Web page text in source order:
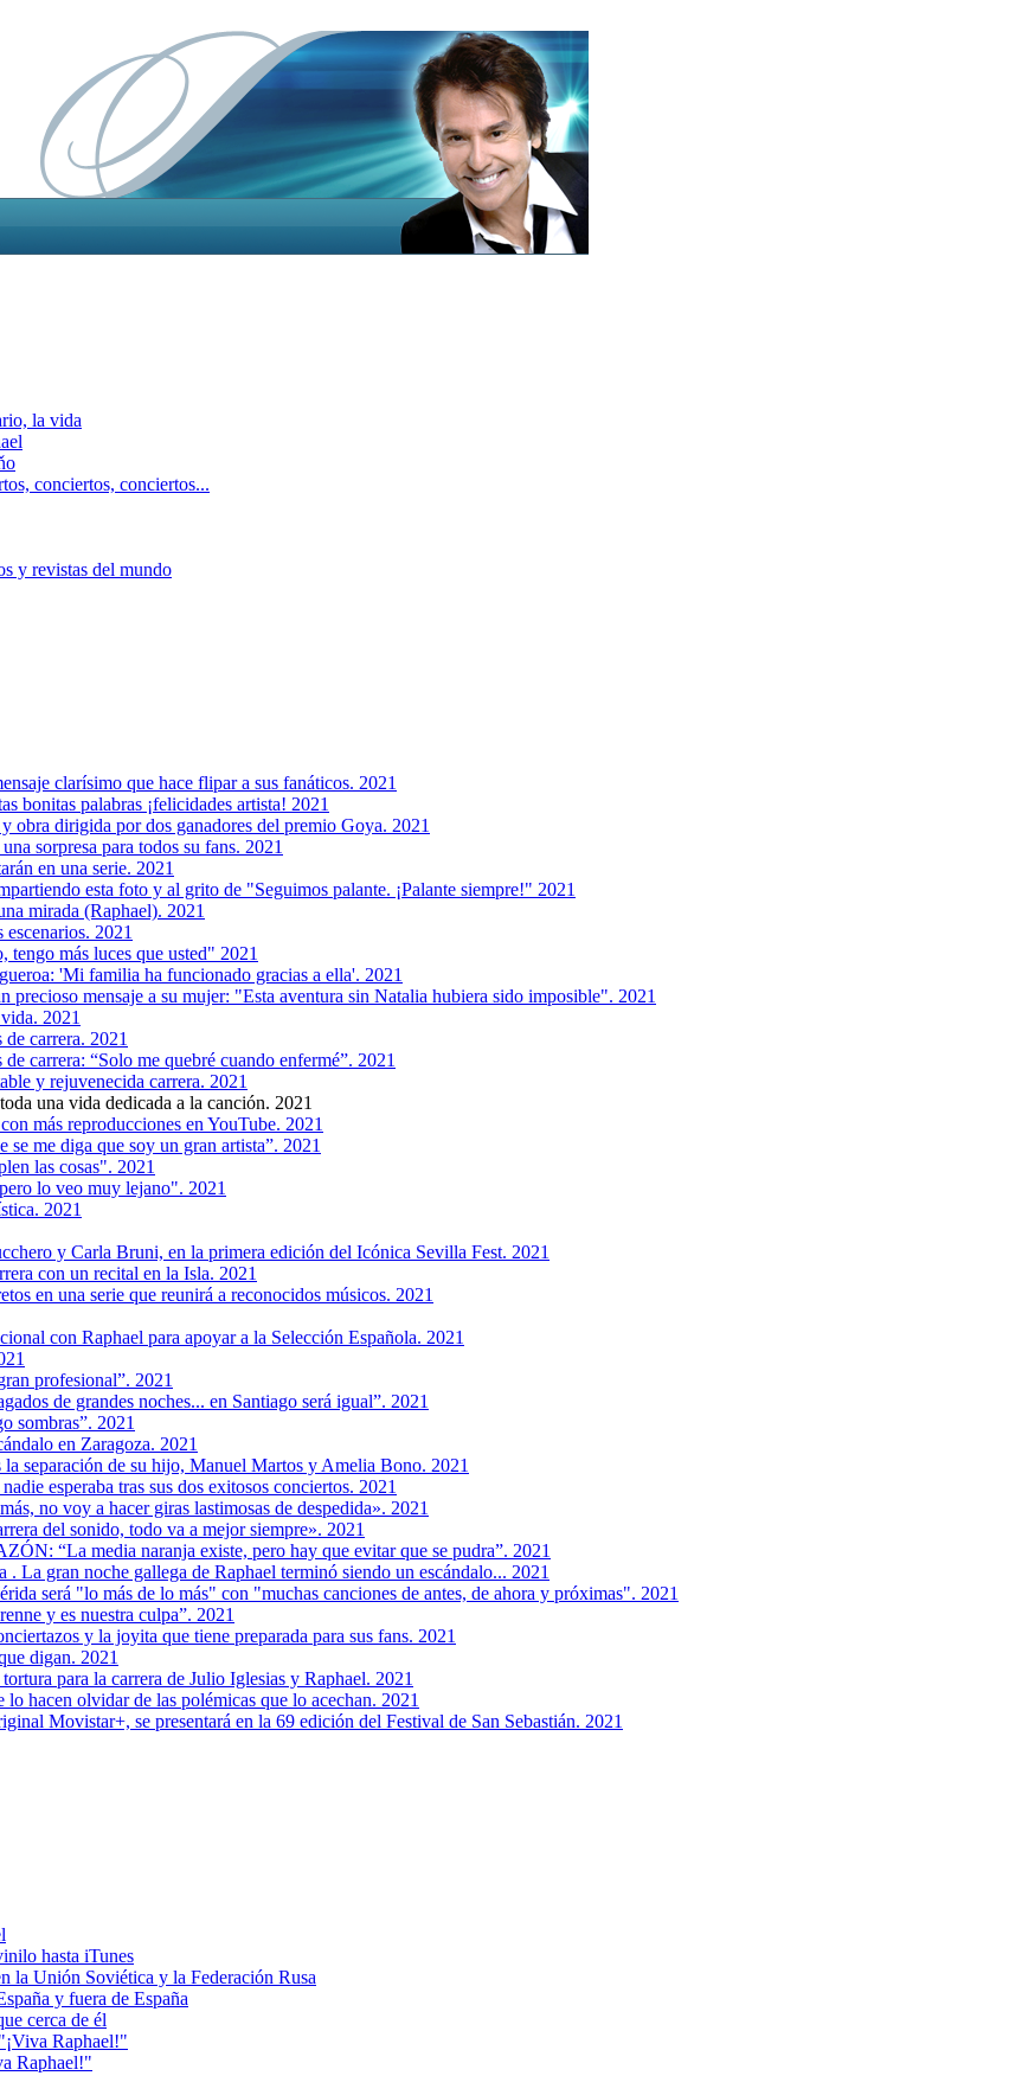
la vida
сonciertos, сonciertos...
y revistas del mundo
clarísimo que hace flipar a sus fanáticos. 2021
bonitas palabras ¡felicidades artista! 2021
obra dirigida por dos ganadores del premio Goya. 2021
sorpresa para todos su fans. 2021
en una serie. 2021
esta foto y al grito de "Seguimos palante. ¡Palante siempre!" 2021
mirada (Raphael). 2021
2021
tengo más luces que usted" 2021
'Mi familia ha funcionado gracias a ella'. 2021
precioso mensaje a su mujer: "Esta aventura sin Natalia hubiera sido imposible". 2021
2021
de carrera. 2021
carrera: “Solo me quebré cuando enfermé”. 2021
y rejuvenecida carrera. 2021
una vida dedicada a la canción. 2021
más reproducciones en YouTube. 2021
se me diga que soy un gran artista”. 2021
las cosas". 2021
lo veo muy lejano". 2021
2021
y Carla Bruni, en la primera edición del Icónica Sevilla Fest. 2021
con un recital en la Isla. 2021
en una serie que reunirá a reconocidos músicos. 2021
con Raphael para apoyar a la Selección Española. 2021
profesional”. 2021
de grandes noches... en Santiago será igual”. 2021
sombras”. 2021
en Zaragoza. 2021
la separación de su hijo, Manuel Martos y Amelia Bono. 2021
esperaba tras sus dos exitosos conciertos. 2021
no voy a hacer giras lastimosas de despedida». 2021
del sonido, todo va a mejor siempre». 2021
“La media naranja existe, pero hay que evitar que se pudra”. 2021
La gran noche gallega de Raphael terminó siendo un escándalo... 2021
será "lo más de lo más" con "muchas canciones de antes, de ahora y próximas". 2021
y es nuestra culpa”. 2021
y la joyita que tiene preparada para sus fans. 2021
digan. 2021
para la carrera de Julio Iglesias y Raphael. 2021
hacen olvidar de las polémicas que lo acechan. 2021
Movistar+, se presentará en la 69 edición del Festival de San Sebastián. 2021
hasta iTunes
la Unión Soviética y la Federación Rusa
y fuera de España
cerca de él
Raphael!"
Raphael!"